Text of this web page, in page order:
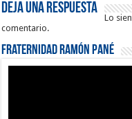
Deja una respuesta
Lo
comentario.
Fraternidad Ramón Pané